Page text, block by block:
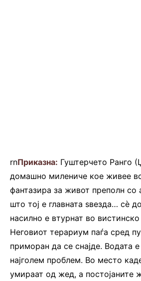
rnПриказна: Гуштерчето Ранго
домашно милениче кое живее
фантазира за живот преполн со
што тој е главната ѕвезда… сè
насилно е втурнат во
Неговиот терариум паѓа сред
приморан да се снајде. Водата е
најголем проблем. Во место
умираат од жед, а постојаните